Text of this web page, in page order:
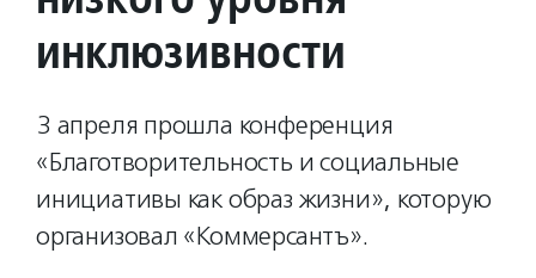
инклюзивности
3 апреля прошла конференция
«Благотворительность и социальные
инициативы как образ жизни», которую
организовал «Коммерсантъ».